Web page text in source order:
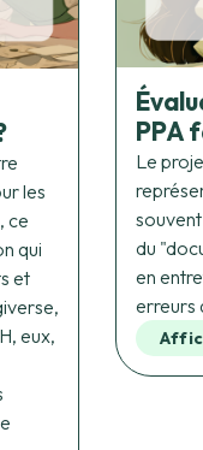
les
ce
qui
et
eux,
PPA
Le
du
en
erreurs